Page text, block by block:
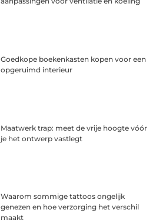
Goedkope boekenkasten kopen voor een
opgeruimd interieur
Maatwerk trap: meet de vrije hoogte vóór
je het ontwerp vastlegt
Waarom sommige tattoos ongelijk
genezen en hoe verzorging het verschil
maakt